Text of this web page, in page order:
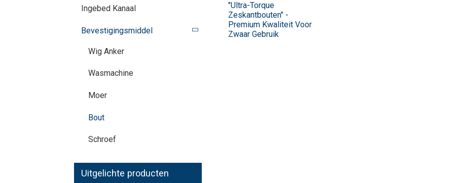
Ingebed Kanaal
Bevestigingsmiddel
Wig Anker
Wasmachine
Moer
Bout
Schroef
Uitgelichte producten
"Ultra-Torque
Zeskantbouten" -
Premium Kwaliteit Voor
Zwaar Gebruik